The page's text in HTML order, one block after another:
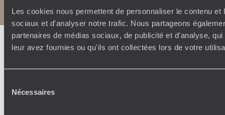
Les cookies nous permettent de personnaliser le contenu
sociaux et d'analyser notre trafic. Nous partageons
partenaires de médias sociaux, de publicité et d'analyse,
leur avez fournies ou qu'ils ont collectées lors de votre
Nécessaires